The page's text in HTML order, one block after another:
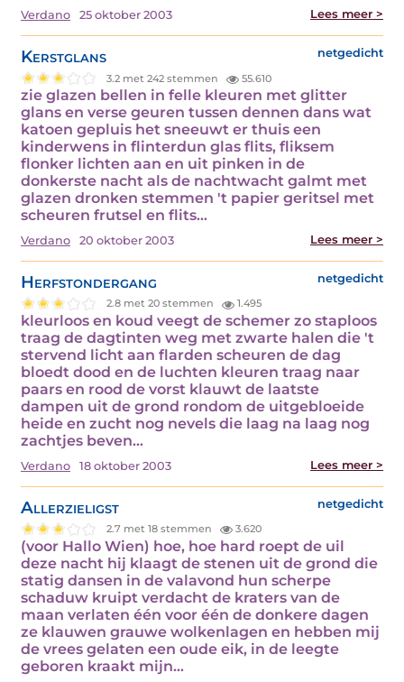
Verdano 25 oktober 2003 Lees meer >
Kerstglans netgedicht
3.2 met 242 stemmen 55.610
zie glazen bellen in felle kleuren met glitter
glans en verse geuren tussen dennen dans wat
katoen gepluis het sneeuwt er thuis een
kinderwens in flinterdun glas flits, fliksem
flonker lichten aan en uit pinken in de
donkerste nacht als de nachtwacht galmt met
glazen dronken stemmen 't papier geritsel met
scheuren frutsel en flits…
Verdano 20 oktober 2003 Lees meer >
Herfstondergang netgedicht
2.8 met 20 stemmen 1.495
kleurloos en koud veegt de schemer zo staploos
traag de dagtinten weg met zwarte halen die 't
stervend licht aan flarden scheuren de dag
bloedt dood en de luchten kleuren traag naar
paars en rood de vorst klauwt de laatste
dampen uit de grond rondom de uitgebloeide
heide en zucht nog nevels die laag na laag nog
zachtjes beven…
Verdano 18 oktober 2003 Lees meer >
Allerzieligst netgedicht
2.7 met 18 stemmen 3.620
(voor Hallo Wien) hoe, hoe hard roept de uil
deze nacht hij klaagt de stenen uit de grond die
statig dansen in de valavond hun scherpe
schaduw kruipt verdacht de kraters van de
maan verlaten één voor één de donkere dagen
ze klauwen grauwe wolkenlagen en hebben mij
de vrees gelaten een oude eik, in de leegte
geboren kraakt mijn…